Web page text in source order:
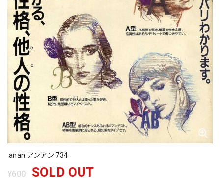
anan アンアン 734
¥600 SOLD OUT